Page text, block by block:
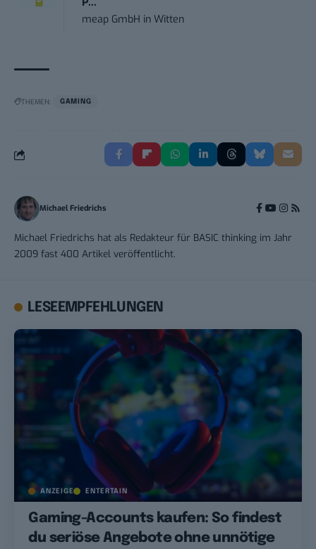
meap GmbH inWitten
THEMEN: GAMING
Michael Friedrichs
Michael Friedrichs hat als Redakteur für BASIC thinking im Jahr
2009 fast 400 Artikel veröffentlicht.
LESEEMPFEHLUNGEN
ANZEIGE ENTERTAIN
Gaming-Accounts kaufen: So findest
du seriöse Angebote ohne unnötige